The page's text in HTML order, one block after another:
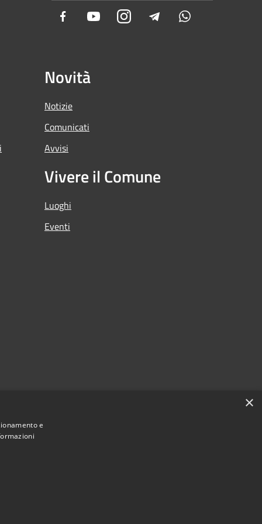
Facebook YoutubeInstagramTelegram
Novità
Notizie
Comunicati
Avvisi
Vivere il Comune
Luoghi
Eventi
×
e